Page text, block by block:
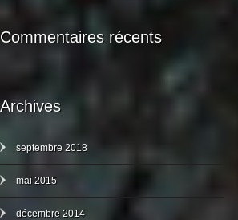
Commentaires récents
Archives
septembre 2018
mai 2015
décembre 2014